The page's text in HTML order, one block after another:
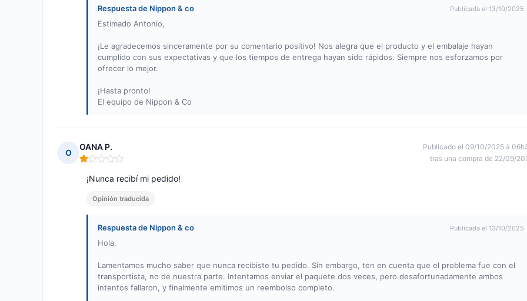
Respuesta de Nippon & co Publicada el 13/10/2025
Estimado Antonio,
¡Le agradecemos sinceramente por su comentario positivo! Nos alegra que el producto y el embalaje hayan
cumplido con sus expectativas y que los tiempos de entrega hayan sido rápidos. Siempre nos esforzamos por
ofrecer lo mejor.
¡Hasta pronto!
El equipo de Nippon & Co
O
OANA P.
Nota: 1 de 5
Publicado el 09/10/2025 à
tras una compra de 22/09/
¡Nunca recibí mi pedido!
Opinión traducida
Respuesta de Nippon & co Publicada el 13/10/2025
Hola,
Lamentamos mucho saber que nunca recibiste tu pedido. Sin embargo, ten en cuenta que el problema fue con el
transportista, no de nuestra parte. Intentamos enviar el paquete dos veces, pero desafortunadamente ambos
intentos fallaron, y finalmente emitimos un reembolso completo.